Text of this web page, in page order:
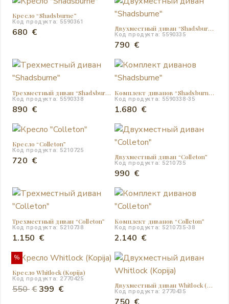
Кресло “Shadsburne”
Код продукта: 5590361
680 € Двухместный диван “Shadsburne”
Код продукта: 5590335
790 €
Трехместный диван “Shadsburne”
Код продукта: 5590338
890 €
Комплект диванов “Shadsburne”
Код продукта: 5590338-35
1.680 €
Кресло “Colleton”
Код продукта: 5210725
720 € Двухместный диван “Colleton”
Код продукта: 5210735
990 €
Трехместный диван “Colleton”
Код продукта: 5210738
1.150 €
Комплект диванов “Colleton”
Код продукта: 5210735-38
2.140 €
%
Кресло Whitlock (Kopija)
Код продукта: 2770425
550€ Первоначальная
399 €Текущая
Двухместный диван Whitlock (Kopija)
Код продукта: 2770435